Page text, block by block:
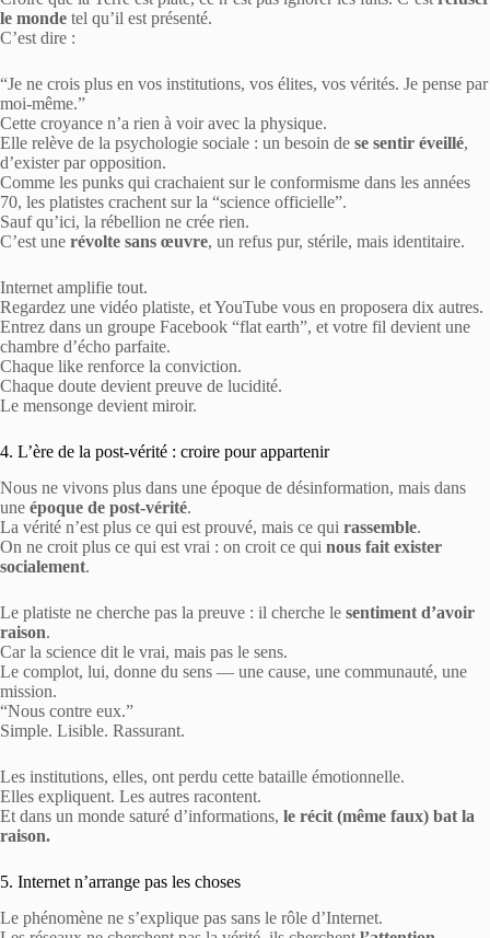
le monde tel qu’il est présenté.
C’est dire :
“Je ne crois plus en vos institutions, vos élites, vos vérités. Je pense par
moi-même.”
Cette croyance n’a rien à voir avec la physique.
Elle relève de la psychologie sociale : un besoin de se sentir éveillé,
d’exister par opposition.
Comme les punks qui crachaient sur le conformisme dans les années
70, les platistes crachent sur la “science officielle”.
Sauf qu’ici, la rébellion ne crée rien.
C’est une révolte sans œuvre, un refus pur, stérile, mais identitaire.
Internet amplifie tout.
Regardez une vidéo platiste, et YouTube vous en proposera dix autres.
Entrez dans un groupe Facebook “flat earth”, et votre fil devient une
chambre d’écho parfaite.
Chaque like renforce la conviction.
Chaque doute devient preuve de lucidité.
Le mensonge devient miroir.
4. L’ère de la post-vérité : croire pour appartenir
Nous ne vivons plus dans une époque de désinformation, mais dans
une époque de post-vérité.
La vérité n’est plus ce qui est prouvé, mais ce qui rassemble.
On ne croit plus ce qui est vrai : on croit ce qui nous fait exister
socialement.
Le platiste ne cherche pas la preuve : il cherche le sentiment d’avoir
raison.
Car la science dit le vrai, mais pas le sens.
Le complot, lui, donne du sens — une cause, une communauté, une
mission.
“Nous contre eux.”
Simple. Lisible. Rassurant.
Les institutions, elles, ont perdu cette bataille émotionnelle.
Elles expliquent. Les autres racontent.
Et dans un monde saturé d’informations, le récit (même faux) bat la
raison.
5. Internet n’arrange pas les choses
Le phénomène ne s’explique pas sans le rôle d’Internet.